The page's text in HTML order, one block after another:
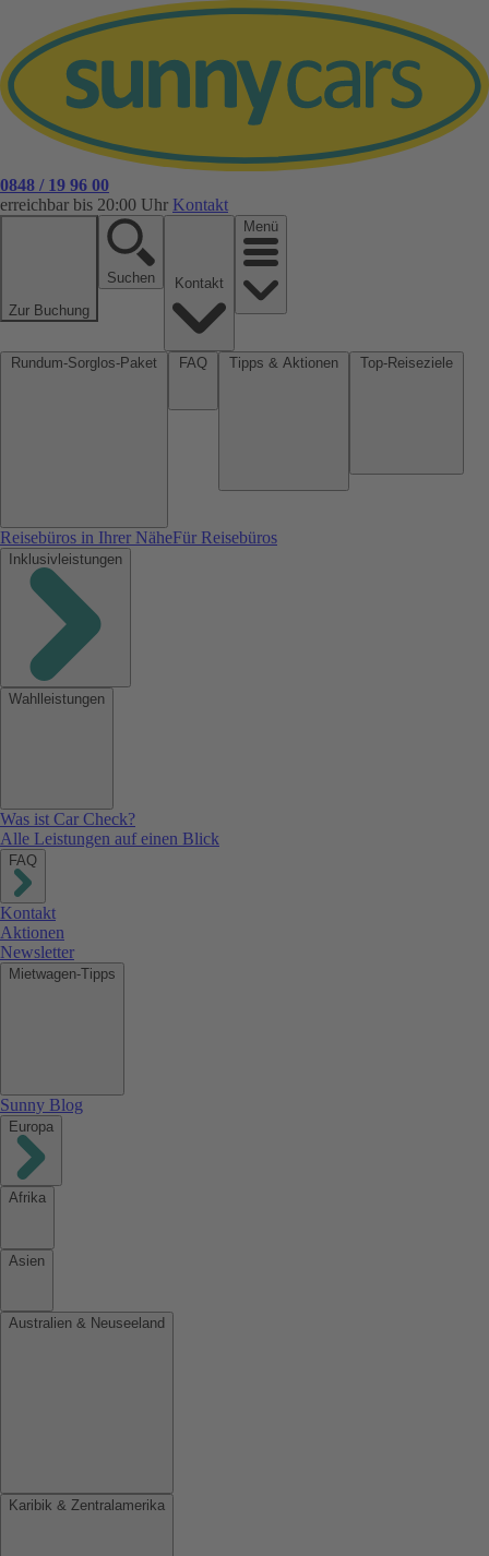
0848 / 19 96 00
erreichbar bis 20:00 Uhr Kontakt
Zur Buchung
Suchen
Menü
Reisebüros in Ihrer NäheFür Reisebüros
Inklusivleistungen
Wahlleistungen
Was ist Car Check?
Alle Leistungen auf einen Blick
FAQ
Kontakt
Aktionen
Newsletter
Mietwagen-Tipps
Sunny Blog
Europa
Afrika
Asien
Australien & Neuseeland
Karibik & Zentralamerika